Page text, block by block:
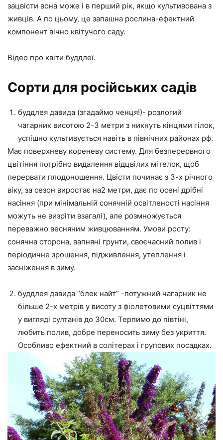
зацвісти вона може і в перший рік, якщо культивована з
живців. А по цьому, це запашна рослина-ефектний
компонент вічно квітучого саду.
Відео про квіти буддлеї.
Сорти для російських садів
буддлея давида (згадаймо ченця!)- розлогий
чагарник висотою 2-3 метри з никнуть кінцями гілок,
успішно культивується навіть в північних районах рф.
Має поверхневу кореневу систему. Для безперервного
цвітіння потрібно видалення відцвілих мітелок, щоб
перервати плодоношення. Цвісти починає з 3-х річного
віку, за сезон виростає на2 метри, дає по осені дрібні
насіння (при мінімальній сонячній освітленості насіння
можуть не визріти взагалі), але розмножується
переважно весняним живцюванням. Умови росту:
сонячна сторона, вапняні грунти, своєчасний полив і
періодичне зрошення, підживлення, утеплення і
засніження в зиму.
буддлея давида “блек найт” -потужний чагарник не
більше 2-х метрів у висоту з фіолетовими суцвіттями
у вигляді султанів до 30см. Терпимо до півтіні,
любить полив, добре переносить зиму без укриття.
Особливо ефектний в солітерах і групових посадках.